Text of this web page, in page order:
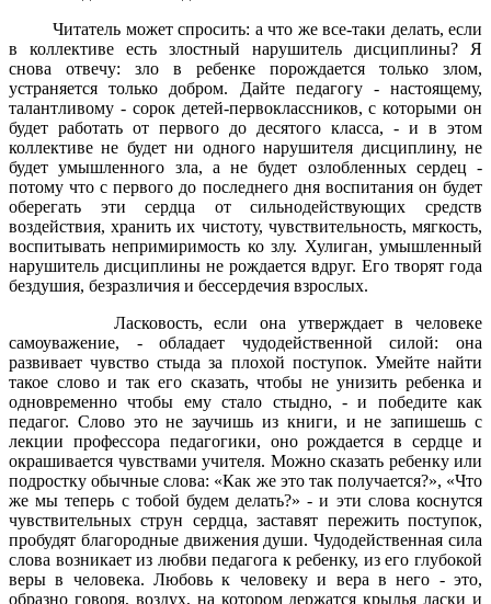
Читатель может спросить: а что же все-таки делать, если
в коллективе есть злостный нарушитель дисциплины? Я
снова отвечу: зло в ребенке порождается только злом,
устраняется только добром. Дайте педагогу - настоящему,
талантливому - сорок детей-первоклассников, с которыми он
будет работать от первого до десятого класса, - и в этом
коллективе не будет ни одного нарушителя дисциплину, не
будет умышленного зла, а не будет озлобленных сердец -
потому что с первого до последнего дня воспитания он будет
оберегать эти сердца от сильнодействующих средств
воздействия, хранить их чистоту, чувствительность, мягкость,
воспитывать непримиримость ко злу. Хулиган, умышленный
нарушитель дисциплины не рождается вдруг. Его творят года
бездушия, безразличия и бессердечия взрослых.
Ласковость, если она утверждает в человеке
самоуважение, - обладает чудодейственной силой: она
развивает чувство стыда за плохой поступок. Умейте найти
такое слово и так его сказать, чтобы не унизить ребенка и
одновременно чтобы ему стало стыдно, - и победите как
педагог. Слово это не заучишь из книги, и не запишешь с
лекции профессора педагогики, оно рождается в сердце и
окрашивается чувствами учителя. Можно сказать ребенку или
подростку обычные слова: «Как же это так получается?», «Что
же мы теперь с тобой будем делать?» - и эти слова коснутся
чувствительных струн сердца, заставят пережить поступок,
пробудят благородные движения души. Чудодейственная сила
слова возникает из любви педагога к ребенку, из его глубокой
веры в человека. Любовь к человеку и вера в него - это,
образно говоря, воздух, на котором держатся крылья ласки и